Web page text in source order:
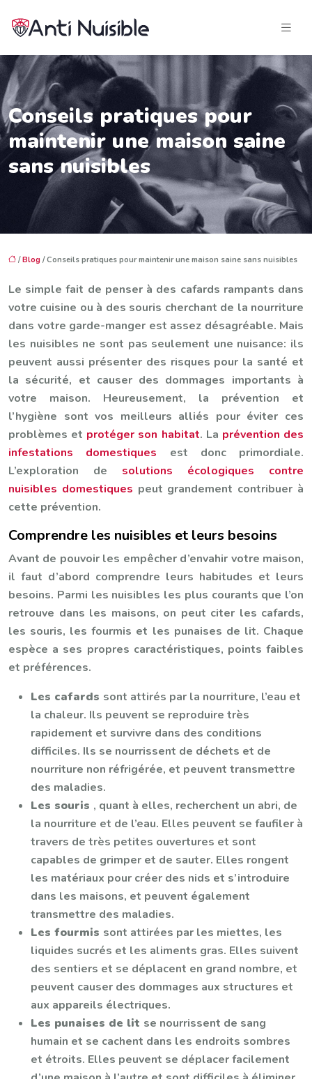
Conseils pratiques pour
maintenir une maison saine
sans nuisibles
/Blog / Conseils pratiques pour maintenir une maison saine sans nuisibles
Le simple fait de penser à des cafards rampants dans
votre cuisine ou à des souris cherchant de la nourriture
dans votre garde-manger est assez désagréable. Mais
les nuisibles ne sont pas seulement une nuisance: ils
peuvent aussi présenter des risques pour la santé et
la sécurité, et causer des dommages importants à
votre maison. Heureusement, la prévention et
l’hygiène sont vos meilleurs alliés pour éviter ces
problèmes et protéger son habitat. La prévention des
infestations domestiques est donc primordiale.
L’exploration de solutions écologiques contre
nuisibles domestiques peut grandement contribuer à
cette prévention.
Comprendre les nuisibles et leurs besoins
Avant de pouvoir les empêcher d’envahir votre maison,
il faut d’abord comprendre leurs habitudes et leurs
besoins. Parmi les nuisibles les plus courants que l’on
retrouve dans les maisons, on peut citer les cafards,
les souris, les fourmis et les punaises de lit. Chaque
espèce a ses propres caractéristiques, points faibles
et préférences.
Les cafards sont attirés par la nourriture, l’eau et
la chaleur. Ils peuvent se reproduire très
rapidement et survivre dans des conditions
difficiles. Ils se nourrissent de déchets et de
nourriture non réfrigérée, et peuvent transmettre
des maladies.
Les souris , quant à elles, recherchent un abri, de
la nourriture et de l’eau. Elles peuvent se faufiler à
travers de très petites ouvertures et sont
capables de grimper et de sauter. Elles rongent
les matériaux pour créer des nids et s’introduire
dans les maisons, et peuvent également
transmettre des maladies.
Les fourmis sont attirées par les miettes, les
liquides sucrés et les aliments gras. Elles suivent
des sentiers et se déplacent en grand nombre, et
peuvent causer des dommages aux structures et
aux appareils électriques.
Les punaises de lit se nourrissent de sang
humain et se cachent dans les endroits sombres
et étroits. Elles peuvent se déplacer facilement